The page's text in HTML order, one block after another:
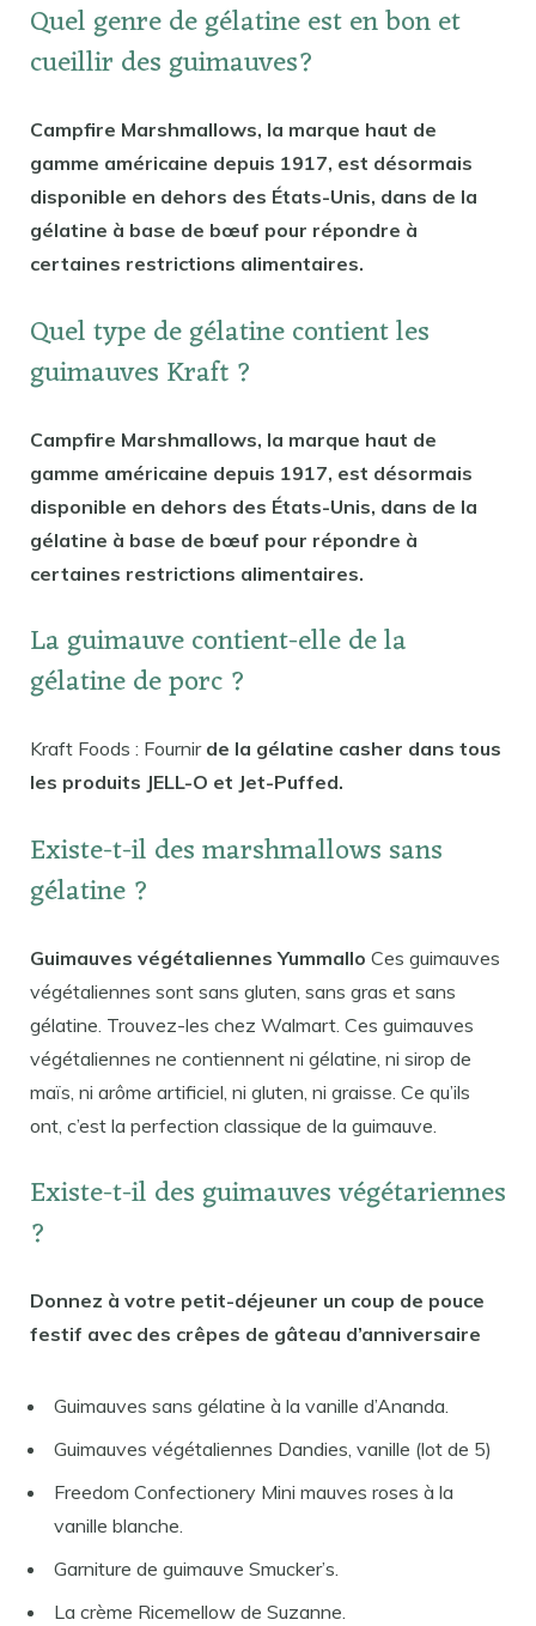
Quel genre de gélatine est en bon et
cueillir des guimauves?
Campfire Marshmallows, la marque haut de
gamme américaine depuis 1917, est désormais
disponible en dehors des États-Unis, dans de la
gélatine à base de bœuf pour répondre à
certaines restrictions alimentaires.
Quel type de gélatine contient les
guimauves Kraft ?
Campfire Marshmallows, la marque haut de
gamme américaine depuis 1917, est désormais
disponible en dehors des États-Unis, dans de la
gélatine à base de bœuf pour répondre à
certaines restrictions alimentaires.
La guimauve contient-elle de la
gélatine de porc ?
Kraft Foods : Fournir de la gélatine casher dans tous
les produits JELL-O et Jet-Puffed.
Existe-t-il des marshmallows sans
gélatine ?
Guimauves végétaliennes Yummallo Ces guimauves
végétaliennes sont sans gluten, sans gras et sans
gélatine. Trouvez-les chez Walmart. Ces guimauves
végétaliennes ne contiennent ni gélatine, ni sirop de
maïs, ni arôme artificiel, ni gluten, ni graisse. Ce qu’ils
ont, c’est la perfection classique de la guimauve.
Existe-t-il des guimauves végétariennes
?
Donnez à votre petit-déjeuner un coup de pouce
festif avec des crêpes de gâteau d’anniversaire
Guimauves sans gélatine à la vanille d’Ananda.
Guimauves végétaliennes Dandies, vanille (lot de 5)
Freedom Confectionery Mini mauves roses à la
vanille blanche.
Garniture de guimauve Smucker’s.
La crème Ricemellow de Suzanne.